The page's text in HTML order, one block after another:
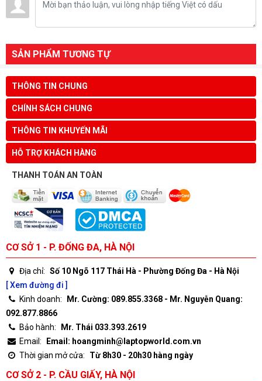
SẢN PHẨM TƯƠNG TỰ
THÔNG TIN CHUNG
CHÍNH SÁCH CHUNG
THÔNG TIN KHUYẾN MÃI
HỖ TRỢ KHÁCH HÀNG
THANH TOÁN AN TOÀN
CƠ SỞ 1 - P. ĐỐNG ĐA, HÀ NỘI
Địa chỉ: Số 10 Ngõ 117 Thái Hà - Phường Đống Đa - Hà Nội
[ Xem đường đi ]
Kinh doanh:
Mr. Cường: 089.855.3368 - Mr. Nguyễn Quang:
092.877.8866
Bảo hành:
Mr. Thái 033.393.2619
Email:
Email: hoangminh@laptopworld.com.vn
Thời gian mở cửa:
Từ 8h30 - 20h30 hàng ngày
CƠ SỞ 2 - P. CẦU GIẤY, HÀ NỘI